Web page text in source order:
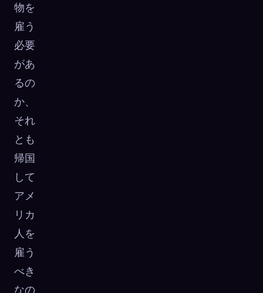
物を
雇う
必要
があ
るの
か、
それ
とも
帰国
して
アメ
リカ
人を
雇う
べき
なの